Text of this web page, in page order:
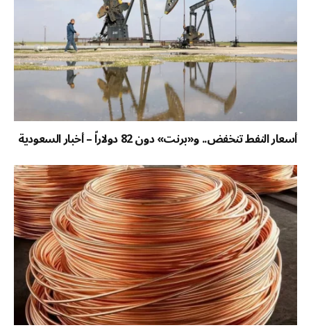
أسعار النفط تنخفض.. و«برنت» دون 82 دولاراً – أخبار السعودية